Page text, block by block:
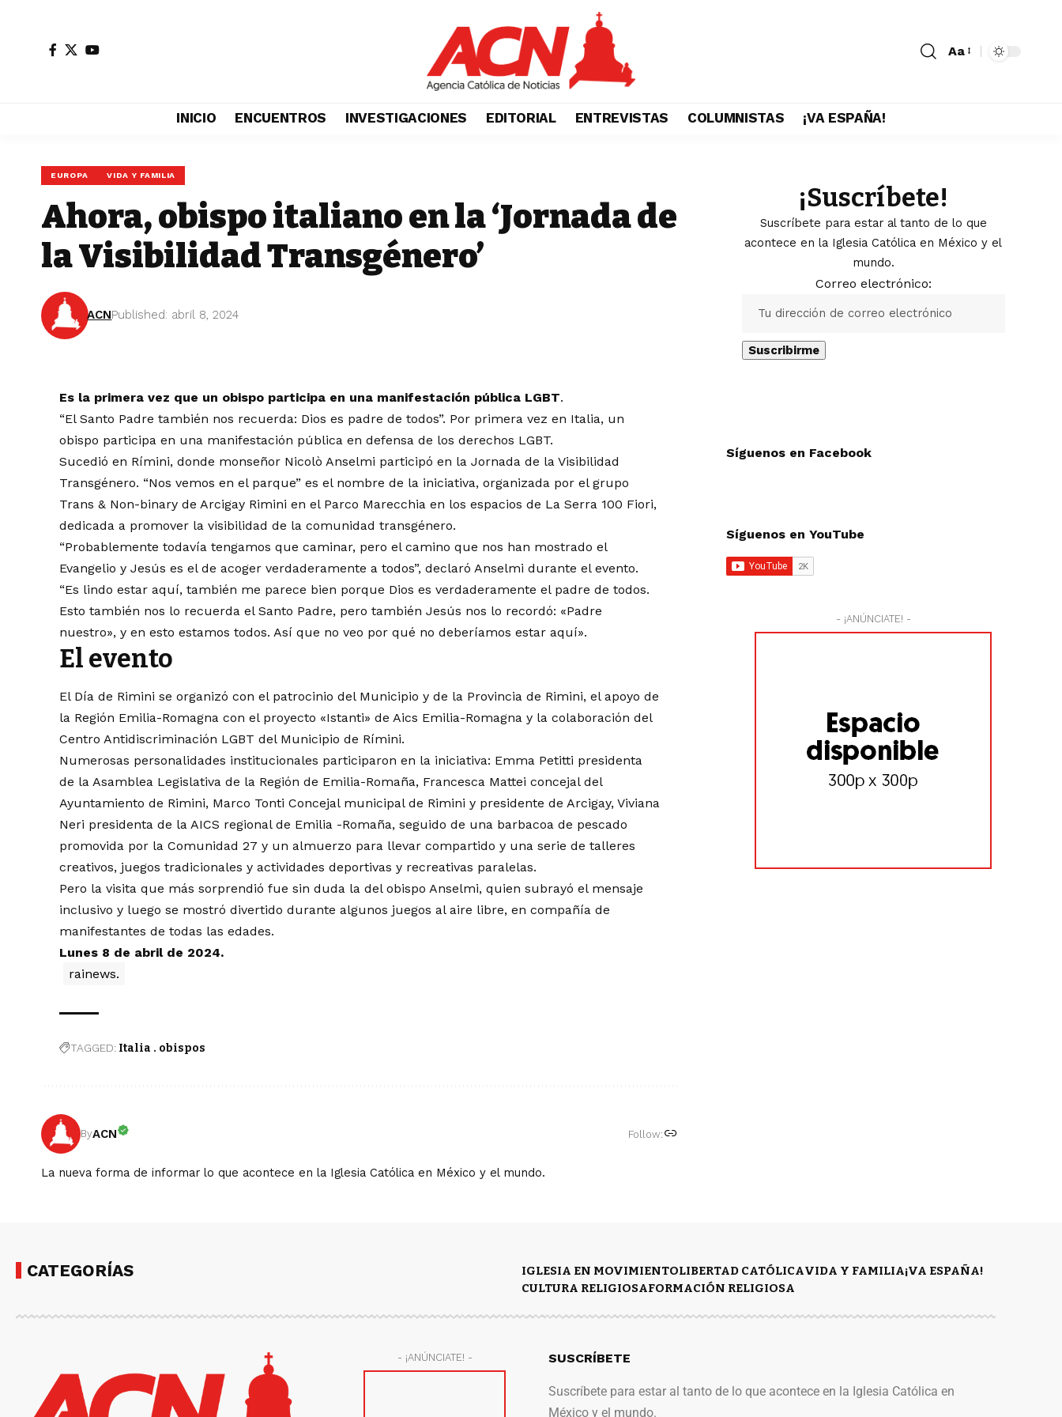
Aa
INICIO ENCUENTROS INVESTIGACIONES EDITORIAL ENTREVISTAS COLUMNISTAS ¡VA ESPAÑA!
EUROPA VIDA Y FAMILIA
Ahora, obispo italiano en la ‘Jornada de
la Visibilidad Transgénero’
ACNPublished: abril 8, 2024
Es la primera vez que un obispo participa en una manifestación pública LGBT.
“El Santo Padre también nos recuerda: Dios es padre de todos”. Por primera vez en Italia, un
obispo participa en una manifestación pública en defensa de los derechos LGBT.
Sucedió en Rímini, donde monseñor Nicolò Anselmi participó en la Jornada de la Visibilidad
Transgénero. “Nos vemos en el parque” es el nombre de la iniciativa, organizada por el grupo
Trans & Non-binary de Arcigay Rimini en el Parco Marecchia en los espacios de La Serra 100 Fiori,
dedicada a promover la visibilidad de la comunidad transgénero.
“Probablemente todavía tengamos que caminar, pero el camino que nos han mostrado el
Evangelio y Jesús es el de acoger verdaderamente a todos”, declaró Anselmi durante el evento.
“Es lindo estar aquí, también me parece bien porque Dios es verdaderamente el padre de todos.
Esto también nos lo recuerda el Santo Padre, pero también Jesús nos lo recordó: «Padre
nuestro», y en esto estamos todos. Así que no veo por qué no deberíamos estar aquí».
El evento
El Día de Rimini se organizó con el patrocinio del Municipio y de la Provincia de Rimini, el apoyo de
la Región Emilia-Romagna con el proyecto «Istanti» de Aics Emilia-Romagna y la colaboración del
Centro Antidiscriminación LGBT del Municipio de Rímini.
Numerosas personalidades institucionales participaron en la iniciativa: Emma Petitti presidenta
de la Asamblea Legislativa de la Región de Emilia-Romaña, Francesca Mattei concejal del
Ayuntamiento de Rimini, Marco Tonti Concejal municipal de Rimini y presidente de Arcigay, Viviana
Neri presidenta de la AICS regional de Emilia -Romaña, seguido de una barbacoa de pescado
promovida por la Comunidad 27 y un almuerzo para llevar compartido y una serie de talleres
creativos, juegos tradicionales y actividades deportivas y recreativas paralelas.
Pero la visita que más sorprendió fue sin duda la del obispo Anselmi, quien subrayó el mensaje
inclusivo y luego se mostró divertido durante algunos juegos al aire libre, en compañía de
manifestantes de todas las edades.
Lunes 8 de abril de 2024.
rainews.
TAGGED: Italia . obispos
ByACN Follow:
La nueva forma de informar lo que acontece en la Iglesia Católica en México y el mundo.
¡Suscríbete!
Suscríbete para estar al tanto de lo que
acontece en la Iglesia Católica en México y el
mundo.
Correo electrónico:
Síguenos en Facebook
Síguenos en YouTube
- ¡ANÚNCIATE! -
CATEGORÍAS IGLESIA EN MOVIMIENTOLIBERTAD CATÓLICAVIDA Y FAMILIA¡VA ESPAÑA!
CULTURA RELIGIOSAFORMACIÓN RELIGIOSA
- ¡ANÚNCIATE! - SUSCRÍBETE
Suscríbete para estar al tanto de lo que acontece en la Iglesia Católica en
México y el mundo.